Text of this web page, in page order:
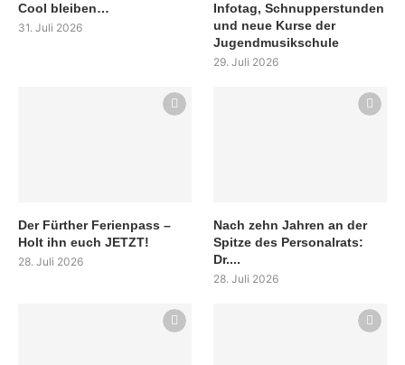
Cool bleiben…
31. Juli 2026
Infotag, Schnupperstunden
und neue Kurse der
Jugendmusikschule
29. Juli 2026
Der Fürther Ferienpass –
Holt ihn euch JETZT!
28. Juli 2026
Nach zehn Jahren an der
Spitze des Personalrats:
Dr....
28. Juli 2026